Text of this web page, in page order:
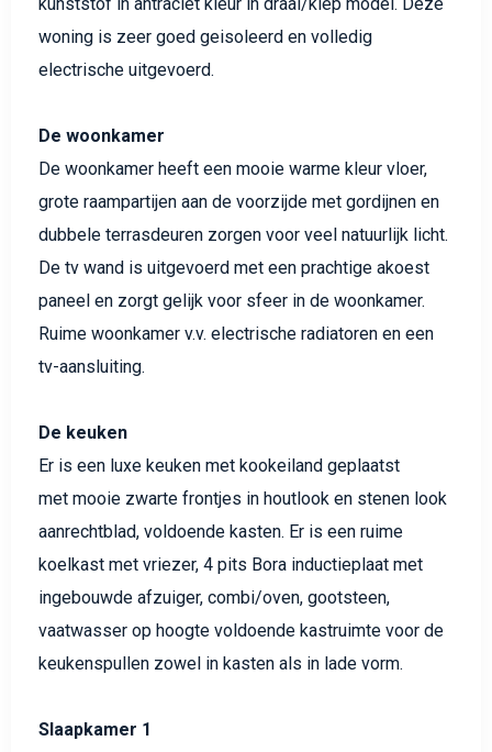
woning is zeer goed geisoleerd en volledig
electrische uitgevoerd.
De woonkamer
De woonkamer heeft een mooie warme kleur vloer,
grote raampartijen aan de voorzijde met gordijnen en
dubbele terrasdeuren zorgen voor veel natuurlijk licht.
De tv wand is uitgevoerd met een prachtige akoest
paneel en zorgt gelijk voor sfeer in de woonkamer.
Ruime woonkamer v.v. electrische radiatoren en een
tv-aansluiting.
De keuken
Er is een luxe keuken met kookeiland geplaatst
met mooie zwarte frontjes in houtlook en stenen look
aanrechtblad, voldoende kasten. Er is een ruime
koelkast met vriezer, 4 pits Bora inductieplaat met
ingebouwde afzuiger, combi/oven, gootsteen,
vaatwasser op hoogte voldoende kastruimte voor de
keukenspullen zowel in kasten als in lade vorm.
Slaapkamer 1